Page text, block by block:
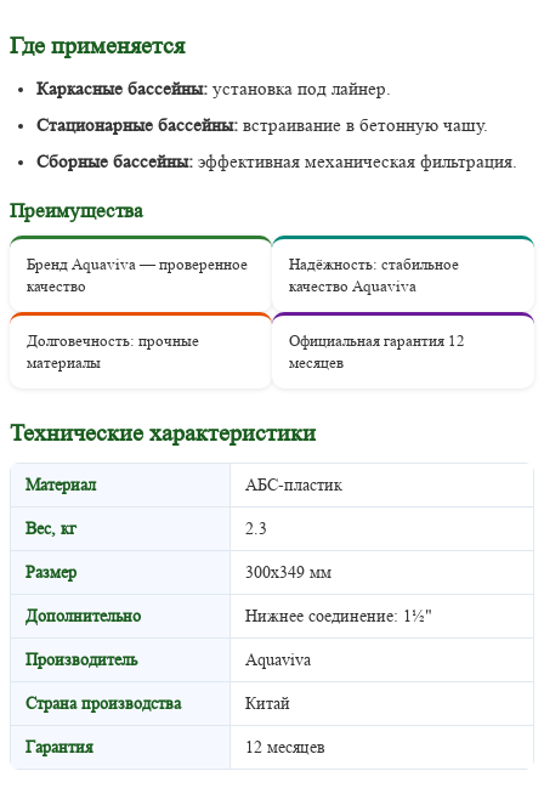
Где применяется
Каркасные бассейны: установка под лайнер.
Стационарные бассейны: встраивание в бетонную чашу.
Сборные бассейны: эффективная механическая фильтрация.
Преимущества
Бренд Aquaviva — проверенное
качество
Надёжность: стабильное
качество Aquaviva
Долговечность: прочные
материалы
Официальная гарантия 12
месяцев
Технические характеристики
Материал АБС-пластик
Вес, кг 2.3
Размер 300х349 мм
Дополнительно Нижнее соединение: 1½"
Производитель Aquaviva
Страна производства Китай
Гарантия 12 месяцев